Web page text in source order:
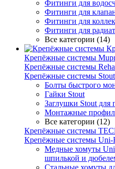
Фитинги для
Фитинги для
Фитинги для
Фитинги для
Все категории (14)
Крепёжные системы
Крепёжные системы
Крепёжные системы Stout
Болты быстрого
Гайки Stout
Заглушки Stout для
Монтажные
Все категории (12)
Крепёжные системы
Крепёжные системы Uni-
Медные хомуты
шпилькой и
Стальные хомуты